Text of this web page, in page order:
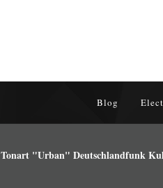
Blog
Tonart "Urban" Deutschlandfunk